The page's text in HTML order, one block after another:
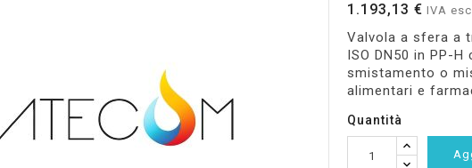
1.193,13 € IVA
Valvola a sfera a
ISO DN50 in PP-
smistamento o
alimentari e
Quantità